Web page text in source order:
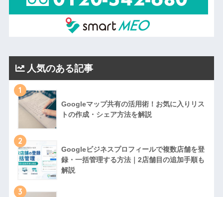
人気のある記事
1
Googleマップ共有の活用術！お気に入りリス
トの作成・シェア方法を解説
2
Googleビジネスプロフィールで複数店舗を登
録・一括管理する方法｜2店舗目の追加手順も
解説
3